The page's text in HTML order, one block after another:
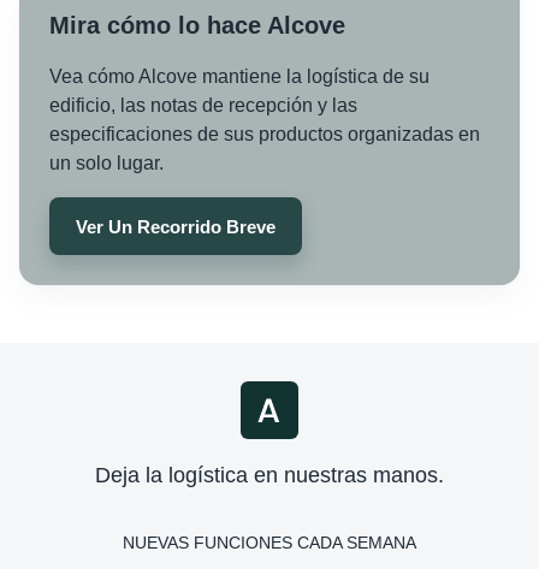
Mira cómo lo hace Alcove
Vea cómo Alcove mantiene la logística de su
edificio, las notas de recepción y las
especificaciones de sus productos organizadas en
un solo lugar.
Ver Un Recorrido Breve
Deja la logística en nuestras manos.
NUEVAS FUNCIONES CADA SEMANA